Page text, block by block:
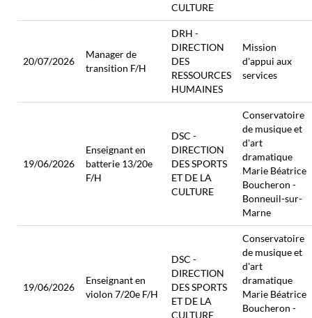
CULTURE
20/07/2026
Manager de
transition F/H
DRH -
DIRECTION
DES
RESSOURCES
HUMAINES
Mission
d'appui aux
services
19/06/2026
Enseignant en
batterie 13/20e
F/H
DSC -
DIRECTION
DES SPORTS
ET DE LA
CULTURE
Conservatoire
de musique et
d'art
dramatique
Marie Béatrice
Boucheron -
Bonneuil-sur-
Marne
19/06/2026
Enseignant en
violon 7/20e F/H
DSC -
DIRECTION
DES SPORTS
ET DE LA
CULTURE
Conservatoire
de musique et
d'art
dramatique
Marie Béatrice
Boucheron -